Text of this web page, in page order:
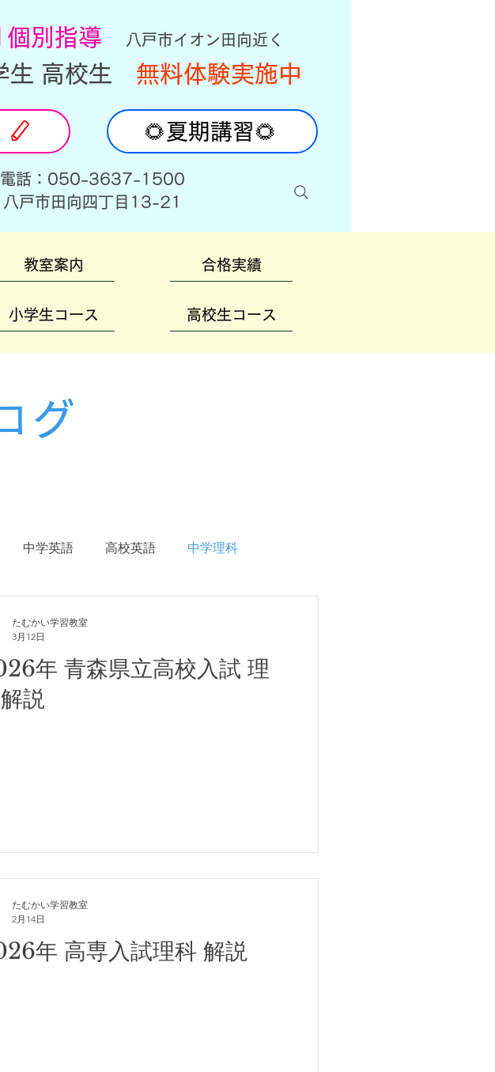
別指導 八戸市イオン田向近く
生 高校生 無料体験実施中
🌻夏期講習🌻
​電話：050-3637-1500
​八戸市田向四丁目13-21
教室案内
小学生コース
合格実績
高校生コース
グ
中学英語 高校英語 中学理科
年 青森県立高校入試 理
説
たむかい学習教室
3月12日
年 高専入試理科 解説
たむかい学習教室
2月14日